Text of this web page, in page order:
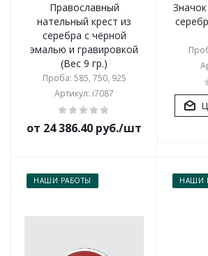
Православный
нательный крест из
серебра с чёрной
эмалью и гравировкой
(Вес 9 гр.)
Проба: 585, 750, 925
Артикул: i7087
от 24 386.40 руб./шт
НАШИ РАБОТЫ НАШИ